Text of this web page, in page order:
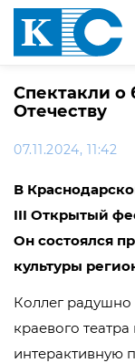
Спектакли о
Отечеству
07.11.2024, 11:42
В
III Открытый
Он состоялся
культуры
Коллег радушно
краевого
интерактивную